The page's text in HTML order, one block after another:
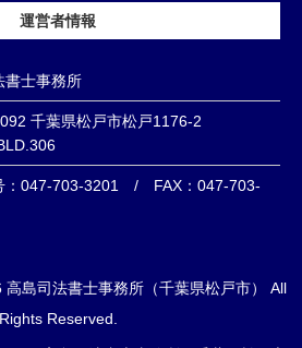
運営者情報
書士事務所
千葉県松戸市松戸1176-2
：047-703-3201 / FAX：047-703-
島司法書士事務所（千葉県松戸市） All
Rights Reserved.